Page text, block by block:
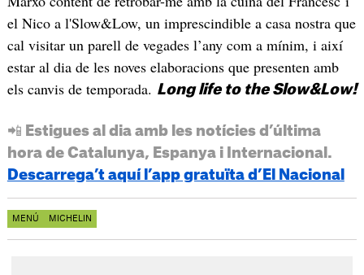
el Nico a l'Slow&Low, un imprescindible a casa nostra que
cal visitar un parell de vegades l’any com a mínim, i així
estar al dia de les noves elaboracions que presenten amb
els canvis de temporada. Long life to the Slow&Low!
📲 Estigues al dia amb les notícies d’última
hora de Catalunya, Espanya i Internacional.
Descarrega’t aquí l’app gratuïta d’El Nacional
MENÚ MICHELIN